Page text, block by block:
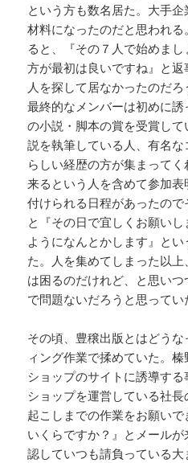
という方も数名居た。大手
材料になったのだと思われ
ると、『その７人で始めま
方が最初は良いですね』と
人を探して居なかったのだろ
最終的なメンバーは初めに
の小説・脚本の賞を受賞し
説を執筆している人、有名
らしい経歴の方が集まって
来るという人を含めて参加
付けられる日程があったの
と『その日で宜しくお願い
ようになんとかします』と
た。人を集めてしまった以
は困るのだけれど、と思い
で問題ないだろうと思ってい
その頃、豊穣出版とはどう
ィング作業で揉めていた。
ショップのサイトに誘導す
ショップを運営している社
起こしまでの作業をお願い
いくらですか？』とメール
認していつも請負っている